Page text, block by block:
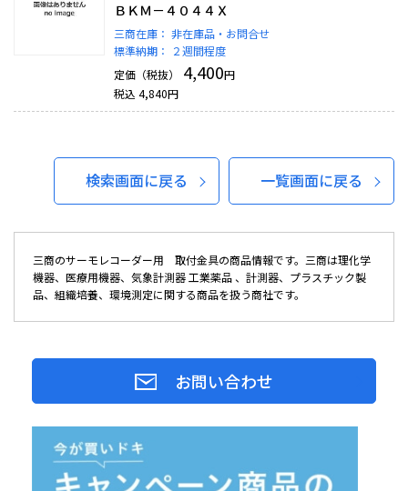
ＢＫＭ－４０４４Ｘ
三商在庫： 非在庫品・お問合せ
標準納期：
２週間程度
定価（税抜）
4,400円
税込 4,840円
検索画面に戻る 一覧画面に戻る
三商のサーモレコーダー用 取付金具の商品情報です。三商は理化学
機器、医療用機器、気象計測器 工業薬品 、計測器、プラスチック製
品、組織培養、環境測定に関する商品を扱う商社です。
お問い合わせ